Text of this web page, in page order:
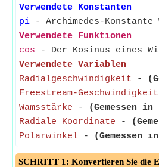
Verwendete Konstanten
pi - Archimedes-Konstante
Verwendete Funktionen
cos - Der Kosinus eines
Verwendete Variablen
Radialgeschwindigkeit -
Freestream-Geschwindigkeit
Wamsstärke -
(Gemessen
Radiale Koordinate -
Polarwinkel - (Gemessen
SCHRITT 1: Konvertieren Sie die